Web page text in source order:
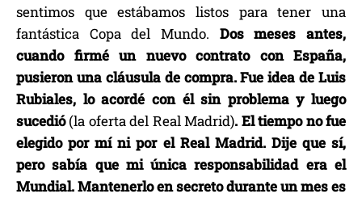
sentimos que estábamos listos para tener una
fantástica Copa del Mundo. Dos meses antes,
cuando firmé un nuevo contrato con España,
pusieron una cláusula de compra. Fue idea de Luis
Rubiales, lo acordé con él sin problema y luego
sucedió(la oferta del Real Madrid). El tiempo no fue
elegido por mí ni por el Real Madrid. Dije que sí,
pero sabía que mi única responsabilidad era el
Mundial. Mantenerlo en secreto durante un mes es